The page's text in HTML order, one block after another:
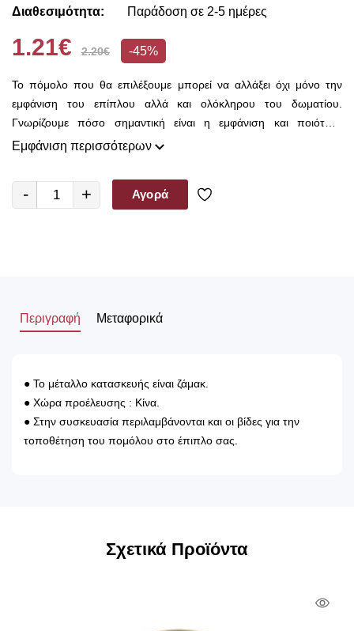
Διαθεσιμότητα:
Παράδοση σε 2-5 ημέρες
1.21€ 2.20€ -45%
Το πόμολο που θα επιλέξουμε μπορεί να αλλάξει όχι μόνο την
εμφάνιση του επίπλου αλλά και ολόκληρου του δωματίου.
Γνωρίζουμε πόσο σημαντική είναι η εμφάνιση και ποιότητα
κατασκευής για σας και είναι ο λόγος που εδώ στο Decorama
να διαλέξετε.
Είτε θέλετε να διακοσμήσετε μια καινούρια κουζίνα ή να
Εμφάνιση περισσότερων
- + Αγορά
Περιγραφή Μεταφορικά
● Το μέταλλο κατασκευής είναι ζάμακ.
● Χώρα προέλευσης : Κίνα.
● Στην συσκευασία περιλαμβάνονται και οι βίδες για την
τοποθέτηση του πομόλου στο έπιπλο σας.
Σχετικά Προϊόντα